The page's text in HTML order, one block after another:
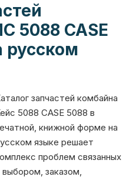
5088 CASE
русском
запчастей комбайна
5088 CASE 5088 в
книжной форме на
языке решает
проблем связанных
выбором, заказом,